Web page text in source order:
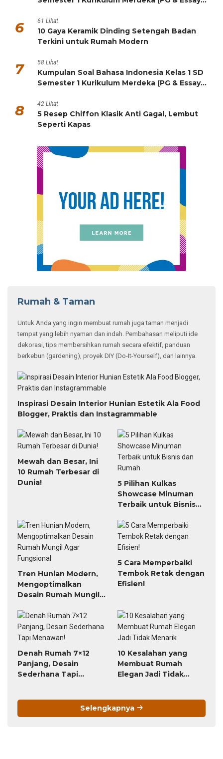
6 61 Lihat
10 Gaya Keramik Dinding Setengah Badan
Terkini untuk Rumah Modern
7 58 Lihat
Kumpulan Soal Bahasa Indonesia Kelas 1 SD
Semester 1 Kurikulum Merdeka (PG & Essay
8 42 Lihat
5 Resep Chiffon Klasik Anti Gagal, Lembut
Seperti Kapas
Rumah & Taman
Untuk Anda yang ingin membuat rumah juga taman menjadi
tempat yang lebih nyaman dan indah. Pembahasan meliputi ide
dekorasi, tips membersihkan rumah secara efektif, panduan
berkebun (gardening), proyek DIY (Do-It-Yourself), dan lainnya.
Inspirasi Desain Interior Hunian Estetik Ala Food
Blogger, Praktis dan Instagrammable
Mewah dan Besar, Ini
10 Rumah Terbesar di
Dunia!
5 Pilihan Kulkas
Showcase Minuman
Terbaik untuk Bisnis
Tren Hunian Modern,
Mengoptimalkan
Desain Rumah Mungil
5 Cara Memperbaiki
Tembok Retak dengan
Efisien!
Denah Rumah 7×12
Panjang, Desain
Sederhana Tapi
10 Kesalahan yang
Membuat Rumah
Elegan Jadi Tidak
Selengkapnya